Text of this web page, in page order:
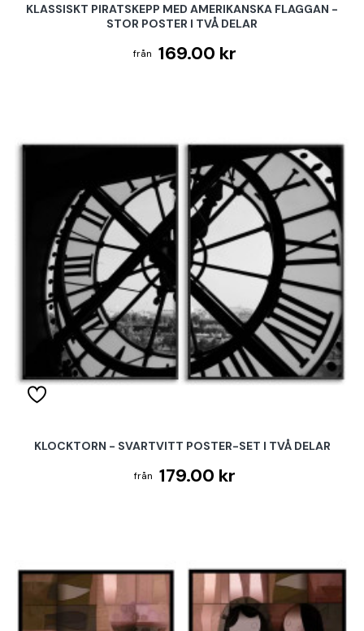
KLASSISKT PIRATSKEPP MED AMERIKANSKA FLAGGAN -
STOR POSTER I TVÅ DELAR
169.00 kr
KLOCKTORN - SVARTVITT POSTER-SET I TVÅ DELAR
179.00 kr